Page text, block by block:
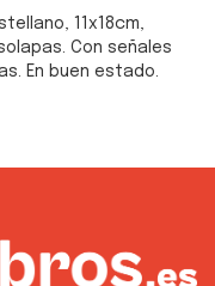
11x18cm,
Con señales
En buen estado.